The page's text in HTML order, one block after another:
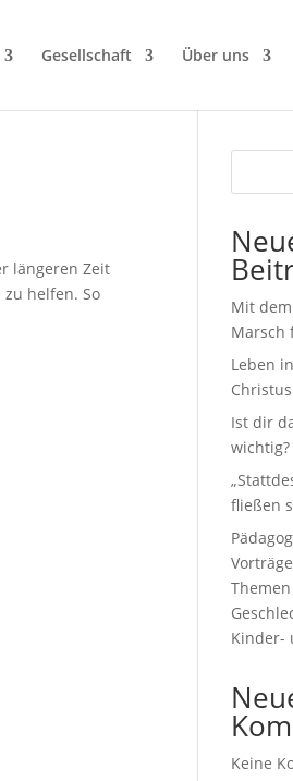
Gesellschaft Über uns
längeren Zeit
helfen. So
Mit
Marsch
Leben
Christus
Ist dir
wichtig?
fließen
Kinder-
Keine